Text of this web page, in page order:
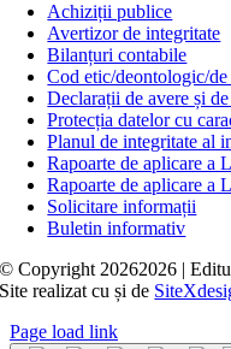
Achiziții publice
Avertizor de integritate
Bilanțuri contabile
Cod etic/deontologic/
Declarații de avere și
Protecția datelor cu
Planul de integritate al
Rapoarte de aplicare a
Rapoarte de aplicare a
Solicitare informații
Buletin informativ
© Copyright 20262026 |
Site realizat cușide
Page load link